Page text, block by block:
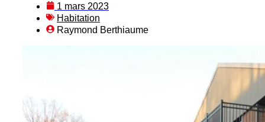
1 mars 2023
Habitation
Raymond Berthiaume